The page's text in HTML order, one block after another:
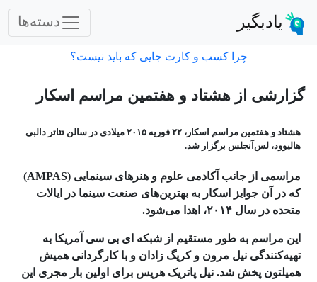
یادبگیر دسته‌ها
چرا کسب و کارت جایی که باید نیست؟
گزارشی از هشتاد و هفتمین مراسم اسکار
هشتاد و هفتمین مراسم اسکار، ۲۲ فوریه ۲۰۱۵ میلادی در سالن تئاتر دالبی
هالیوود، لس‌آنجلس برگزار شد.
مراسمی از جانب آکادمی علوم و هنرهای سینمایی (AMPAS
)
که در آن جوایز اسکار به بهترین‌های صنعت سینما در ایالات
متحده در سال ۲۰۱۴، اهدا می‌شود.
این مراسم به طور مستقیم از شبکه ای‌ بی ‌سی آمریکا به
تهیه‌کنندگی نیل مرون و کریگ زادان و با کارگردانی همیش
همیلتون پخش شد. نیل پاتریک هریس برای اولین بار مجری این